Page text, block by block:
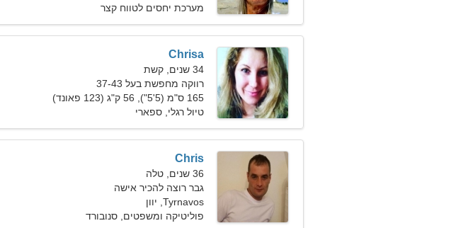
מערכת יחסים לטווח קצר
Chrisa
34 שנים, קשת
רווקה מחפשת בעל 37-43
165 ס"מ (5'5"), 56 ק"ג (123 פאונד)
טיול רגלי, ספארי
Chris
36 שנים, טלה
גבר רוצה להכיר אישה
Tyrnavos, יוון
פוליטיקה ומשפטים, סנובורד